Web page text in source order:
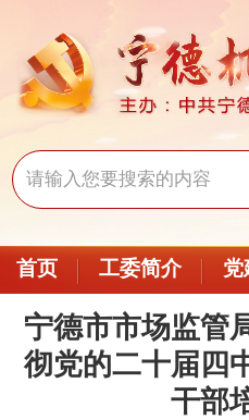
首页 工委简介 党
宁德市市场监管
彻党的二十届四
干部